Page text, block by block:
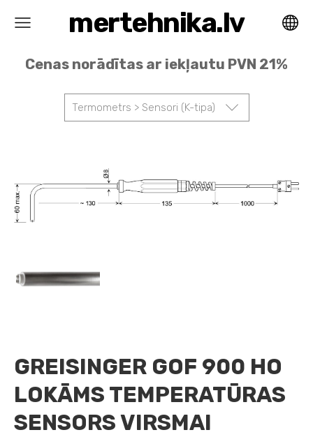
mertehnika.lv
Cenas norādītas ar iekļautu PVN 21%
Termometrs > Sensori (K-tipa)
GREISINGER GOF 900 HO
LOKĀMS TEMPERATŪRAS
SENSORS VIRSMAI